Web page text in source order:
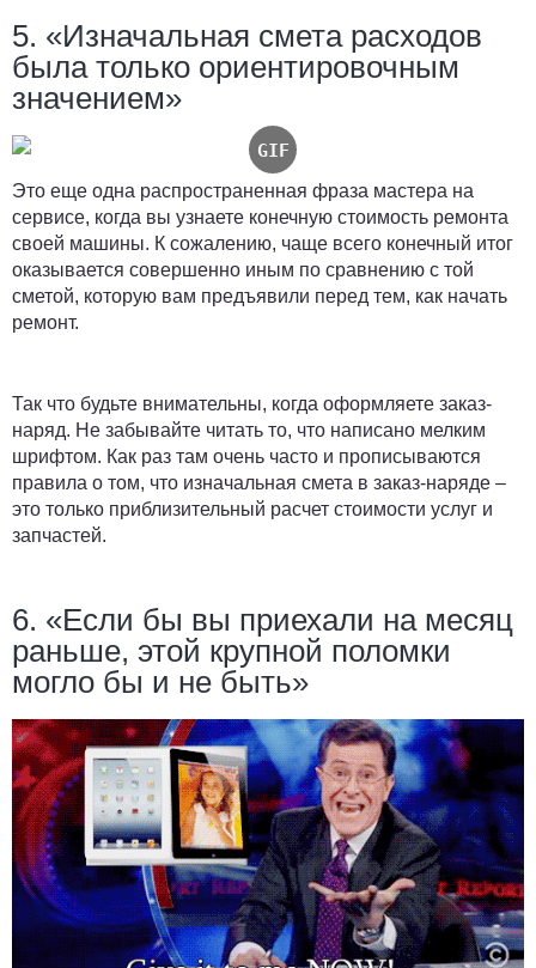
5. «Изначальная смета расходов
была только ориентировочным
значением»
Это еще одна распространенная фраза мастера на
сервисе, когда вы узнаете конечную стоимость ремонта
своей машины. К сожалению, чаще всего конечный итог
оказывается совершенно иным по сравнению с той
сметой, которую вам предъявили перед тем, как начать
ремонт.
Так что будьте внимательны, когда оформляете заказ-
наряд. Не забывайте читать то, что написано мелким
шрифтом. Как раз там очень часто и прописываются
правила о том, что изначальная смета в заказ-наряде –
это только приблизительный расчет стоимости услуг и
запчастей.
6. «Если бы вы приехали на месяц
раньше, этой крупной поломки
могло бы и не быть»